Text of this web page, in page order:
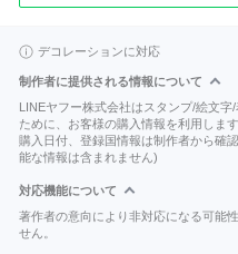
デコレーションに対応
制作者に提供される情報について
LINEヤフー株式会社はスタンプ/絵文
ために、お客様の購入情報を利用します
購入日付、登録国情報は制作者から確
能な情報は含まれません)
対応機能について
著作者の意向により非対応になる可能
せん。